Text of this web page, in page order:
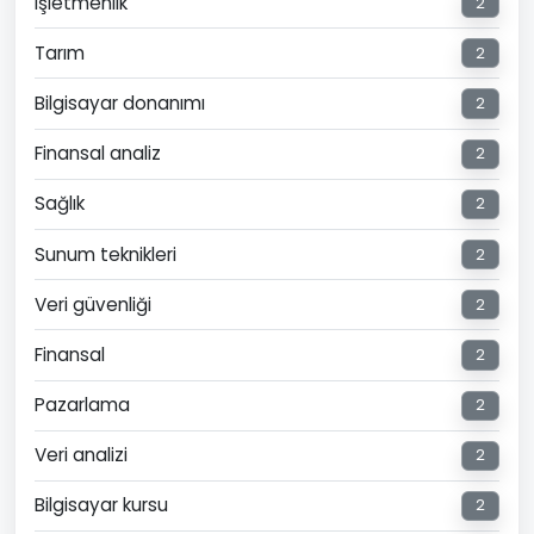
Tarım 2
Bilgisayar donanımı 2
Finansal analiz 2
Sağlık 2
Sunum teknikleri 2
Veri güvenliği 2
Finansal 2
Pazarlama 2
Veri analizi 2
Bilgisayar kursu 2